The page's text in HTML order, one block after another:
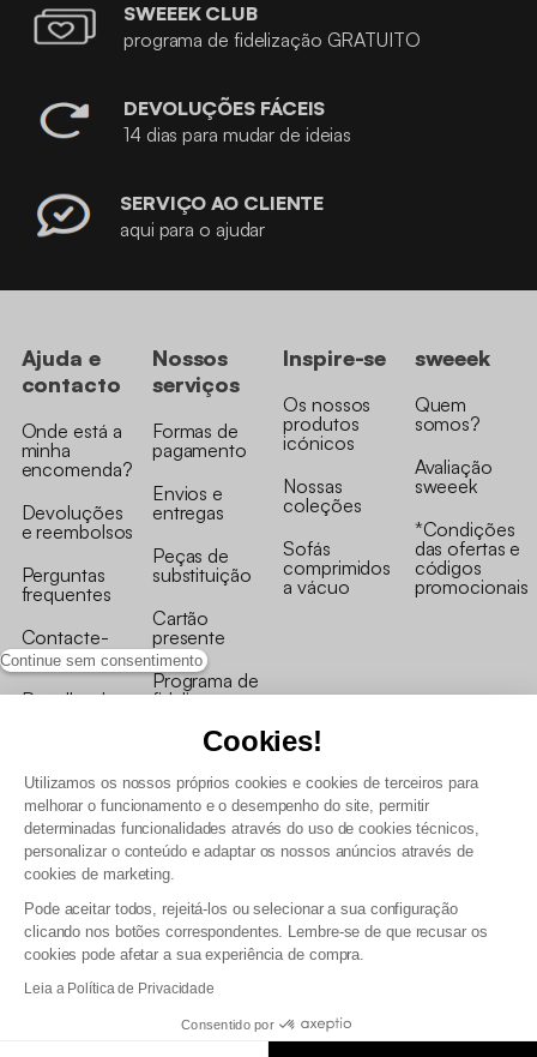
Continue sem consentimento
Cookies!
Utilizamos os nossos próprios cookies e cookies de terceiros para
melhorar o funcionamento e o desempenho do site, permitir
determinadas funcionalidades através do uso de cookies técnicos,
personalizar o conteúdo e adaptar os nossos anúncios através de
cookies de marketing.
Pode aceitar todos, rejeitá-los ou selecionar a sua configuração
clicando nos botões correspondentes. Lembre-se de que recusar os
cookies pode afetar a sua experiência de compra.
Leia a Política de Privacidade
Consentido por
SWEEEK CLUB
programa de fidelização GRATUITO
DEVOLUÇÕES FÁCEIS
14 dias para mudar de ideias
SERVIÇO AO CLIENTE
aqui para o ajudar
Ajuda e
contacto
Onde está a
minha
encomenda?
Devoluções
e reembolsos
Perguntas
frequentes
Contacte-
nos
Recolha de
Nossos
serviços
Formas de
pagamento
Envios e
entregas
Peças de
substituição
Cartão
presente
Programa de
fidelizaçao
Inspire-se
Os nossos
produtos
icónicos
Nossas
coleções
Sofás
comprimidos
a vácuo
sweeek
Quem
somos?
Avaliação
sweeek
*Condições
das ofertas e
códigos
promocionais
Termos e Condições Gerais de Venda e Aviso Legal
Gestão de dados pessoais e política de cookies
Termos e condições gerais de venda pro
Declaração de Acessibilidade